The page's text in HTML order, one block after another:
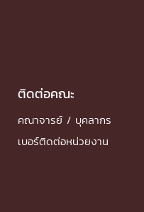
ติดต่อคณะ
คณาจารย์ / บุคลากร
เบอร์ติดต่อหน่วยงาน